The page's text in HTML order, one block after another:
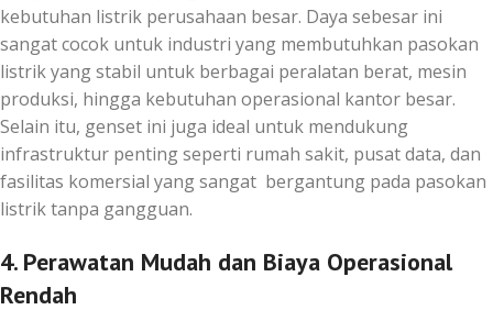
kebutuhan listrik perusahaan besar. Daya sebesar ini
sangat cocok untuk industri yang membutuhkan pasokan
listrik yang stabil untuk berbagai peralatan berat, mesin
produksi, hingga kebutuhan operasional kantor besar.
Selain itu, genset ini juga ideal untuk mendukung
infrastruktur penting seperti rumah sakit, pusat data, dan
fasilitas komersial yang sangat bergantung pada pasokan
listrik tanpa gangguan.
4. Perawatan Mudah dan Biaya Operasional
Rendah